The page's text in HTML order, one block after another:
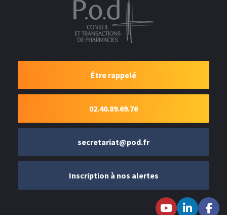
Être rappelé
02.40.89.69.76
secretariat@pod.fr
Inscription à nos alertes